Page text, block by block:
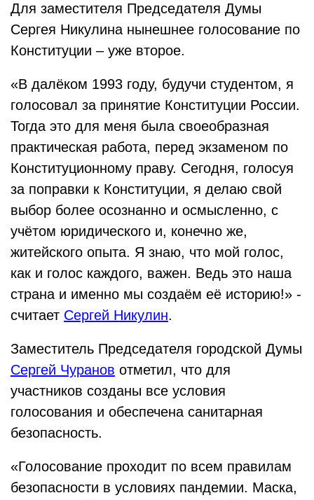
Для заместителя Председателя Думы
Сергея Никулина нынешнее голосование по
Конституции – уже второе.
«В далёком 1993 году, будучи студентом, я
голосовал за принятие Конституции России.
Тогда это для меня была своеобразная
практическая работа, перед экзаменом по
Конституционному праву. Сегодня, голосуя
за поправки к Конституции, я делаю свой
выбор более осознанно и осмысленно, с
учётом юридического и, конечно же,
житейского опыта. Я знаю, что мой голос,
как и голос каждого, важен. Ведь это наша
страна и именно мы создаём её историю!» -
считает Сергей Никулин.
Заместитель Председателя городской Думы
Сергей Чуранов отметил, что для
участников созданы все условия
голосования и обеспечена санитарная
безопасность.
«Голосование проходит по всем правилам
безопасности в условиях пандемии. Маска,